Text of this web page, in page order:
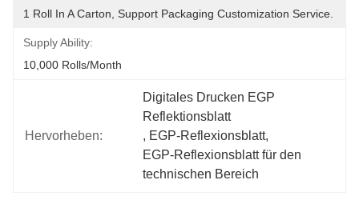
1 Roll In A Carton, Support Packaging Customization Service.
Supply Ability:
10,000 Rolls/month
Hervorheben:
Digitales Drucken EGP
Reflektionsblatt
, EGP-Reflexionsblatt,
EGP-Reflexionsblatt für den
technischen Bereich